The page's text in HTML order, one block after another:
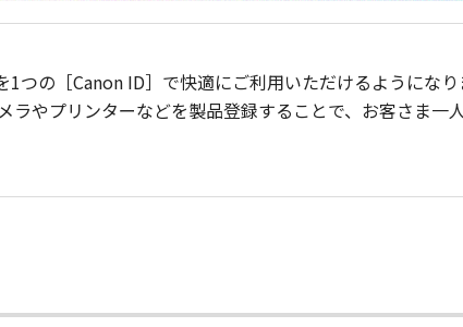
の［Canon ID］で快適にご利用いただけるようになり
やプリンターなどを製品登録することで、お客さま一